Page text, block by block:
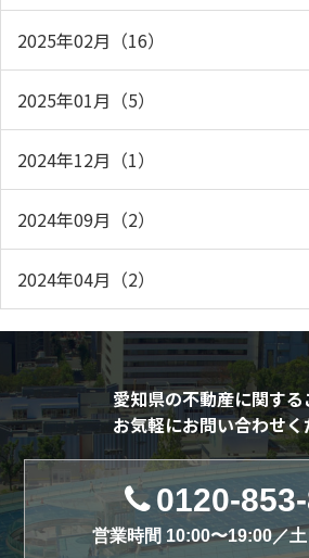
2025年02月（16）
2025年01月（5）
2024年12月（1）
2024年09月（2）
2024年04月（2）
愛知県の不動産に関する
お気軽にお問い合わせ
0120-
営業時間 10:00〜19:00／